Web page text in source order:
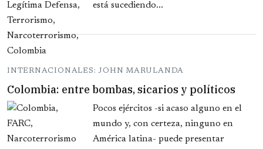
está sucediendo...
INTERNACIONALES: JOHN MARULANDA
Colombia: entre bombas, sicarios y políticos
Pocos ejércitos -si acaso alguno en el
mundo y, con certeza, ninguno en
América latina- puede presentar